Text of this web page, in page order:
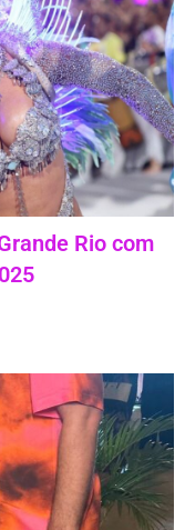
Rio com